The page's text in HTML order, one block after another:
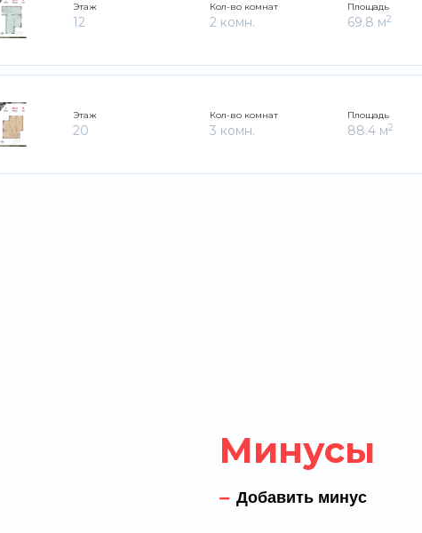
Этаж
12
Кол-во комнат
2 комн.
Площадь
69.8 м2
Этаж
20
Кол-во комнат
3 комн.
Площадь
88.4 м2
Минусы
Добавить минус